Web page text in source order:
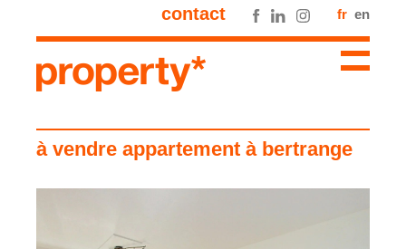
contact fr en
à vendre appartement à bertrange